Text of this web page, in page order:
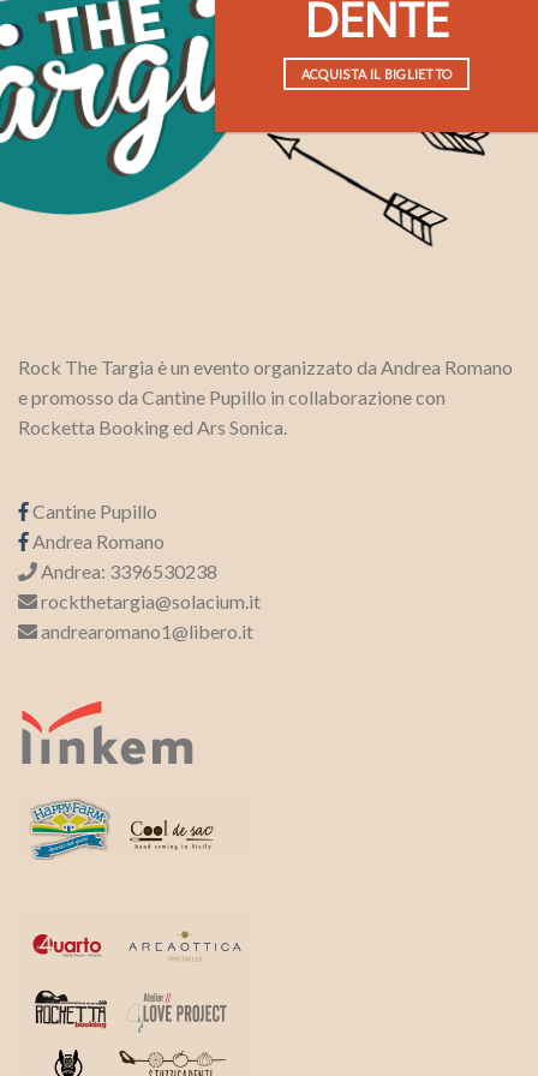
DENTE
ACQUISTA IL BIGLIETTO
Rock The Targia è un evento organizzato da Andrea Romano
e promosso da Cantine Pupillo in collaborazione con
Rocketta Booking ed Ars Sonica.
Cantine Pupillo
Andrea Romano
Andrea: 3396530238
rockthetargia@solacium.it
andrearomano1@libero.it